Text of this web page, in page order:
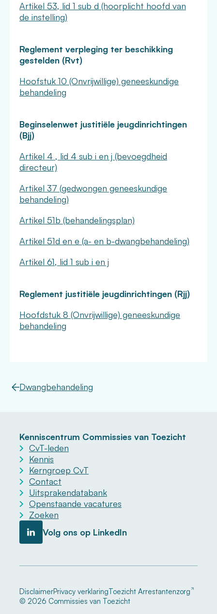
Artikel 53, lid 1 sub d (hoorplicht hoofd van
de instelling)
Reglement verpleging ter beschikking
gestelden (Rvt)
Hoofstuk 10 (Onvrijwillige) geneeskundige
behandeling
Beginselenwet justitiële jeugdinrichtingen
(Bjj)
Artikel 4 , lid 4 sub i en j (bevoegdheid
directeur)
Artikel 37 (gedwongen geneeskundige
behandeling)
Artikel 51b (behandelingsplan)
Artikel 51d en e (a- en b-dwangbehandeling)
Artikel 61, lid 1 sub i en j
Reglement justitiële jeugdinrichtingen (Rjj)
Hoofdstuk 8 (Onvrijwillige) geneeskundige
behandeling
Dwangbehandeling
Kenniscentrum Commissies van Toezicht
CvT-leden
Kennis
Kerngroep CvT
Contact
Uitsprakendatabank
Openstaande vacatures
Zoeken
Volg ons op LinkedIn
DisclaimerPrivacy verklaringToezicht Arrestantenzorg
© 2026 Commissies van Toezicht